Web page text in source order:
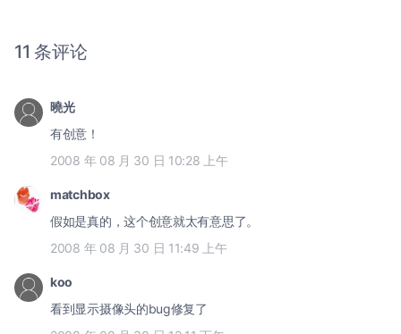
11 条评论
曉光
有创意！
2008 年 08 月 30 日 10:28 上午
matchbox
假如是真的，这个创意就太有意思了。
2008 年 08 月 30 日 11:49 上午
koo
看到显示摄像头的bug修复了